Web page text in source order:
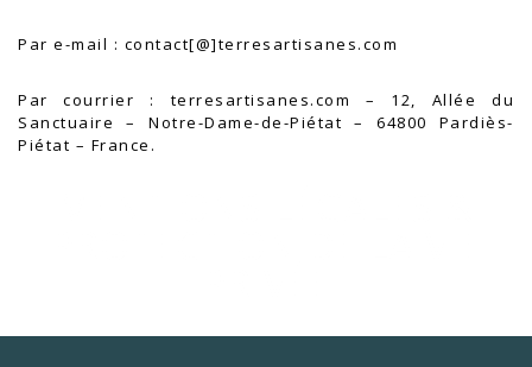
Par e-mail : contact[@]terresartisanes.com
Par courrier : terresartisanes.com – 12, Allée du
Sanctuaire – Notre-Dame-de-Piétat – 64800 Pardiès-
Piétat – France.